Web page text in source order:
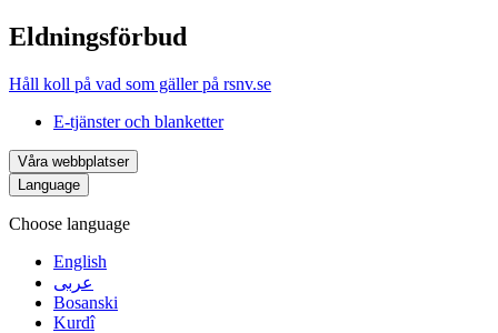
Eldningsförbud
Håll koll på vad som gäller på rsnv.se
E-tjänster och blanketter
Våra webbplatser
Language
Choose language
English
عربى
Bosanski
Kurdî